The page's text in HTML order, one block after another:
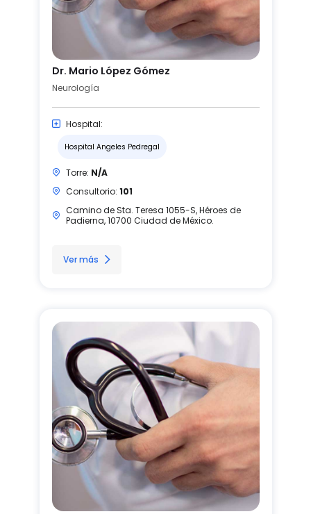
Dr. Mario López Gómez
Neurología
Hospital:
Hospital Angeles Pedregal
Torre: N/A
Consultorio: 101
Camino de Sta. Teresa 1055-S, Héroes de
Padierna, 10700 Ciudad de México.
Ver más